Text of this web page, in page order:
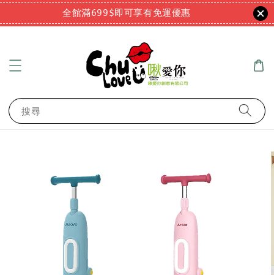
全館滿699$即可享有免運優惠
搜尋